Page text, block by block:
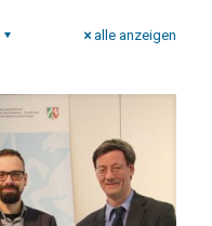
alle anzeigen